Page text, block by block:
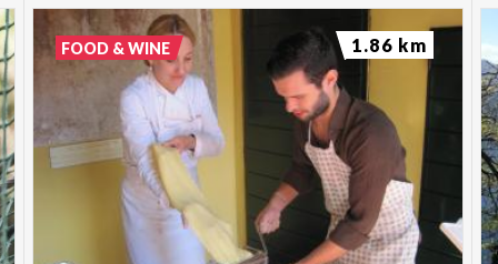
FOOD & WINE 1.86 km